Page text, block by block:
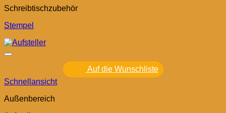
Schreibtischzubehör
Stempel
Auf die Wunschliste
Schnellansicht
Außenbereich